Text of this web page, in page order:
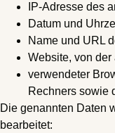
IP-Adresse des
Datum und
Name und URL
Website, von der
verwendeter
Rechners sowie
Die genannten Daten
bearbeitet: